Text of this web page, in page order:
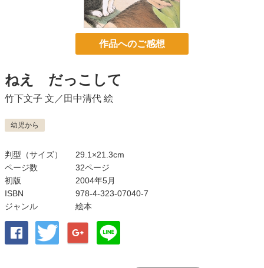
作品へのご感想
ねえ だっこして
竹下文子 文／ 田中清代 絵
幼児から
判型（サイズ）
29.1×21.3cm
ページ数
32ページ
初版
2004年5月
ISBN
978-4-323-07040-7
ジャンル
絵本